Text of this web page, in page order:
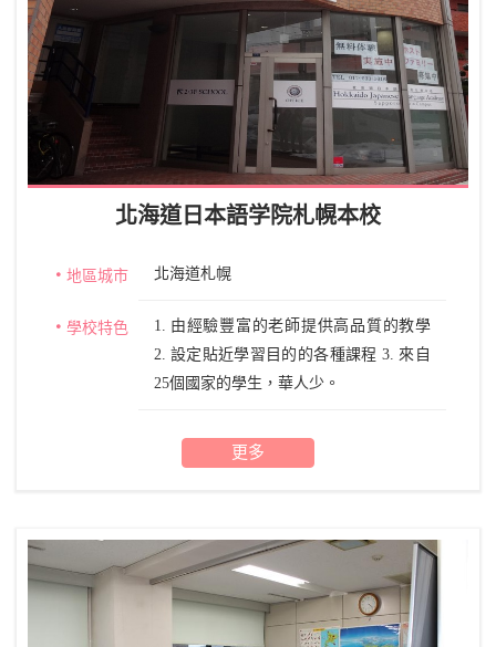
北海道日本語学院札幌本校
地區城市 北海道札幌
學校特色
1. 由經驗豐富的老師提供高品質的教學
2. 設定貼近學習目的的各種課程 3. 來自
25個國家的學生，華人少。
更多